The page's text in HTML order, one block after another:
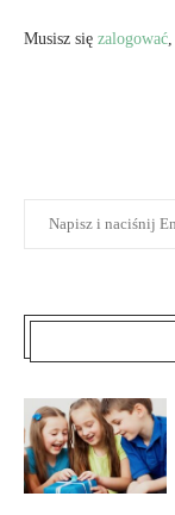
Musisz się zalogować